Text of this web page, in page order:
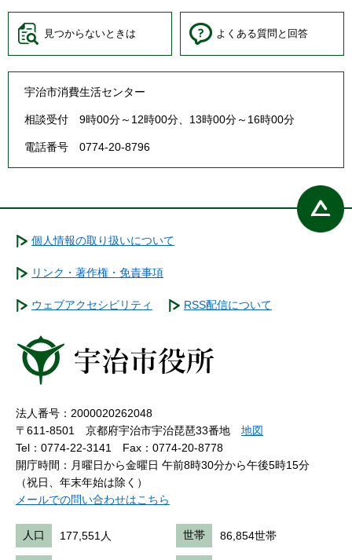
見つからないときは よくある質問と回答
宇治市消費生活センター
相談受付 9時00分～12時00分、13時00分～16時00分
電話番号 0774-20-8796
個人情報の取り扱いについて
リンク・著作権・免責事項
ウェブアクセシビリティ RSS配信について
法人番号：2000020262048
〒611-8501 京都府宇治市宇治琵琶33番地 地図
Tel：0774-22-3141
Fax：0774-20-8778
開庁時間：月曜日から金曜日 午前8時30分から午後5時15分
（祝日、年末年始は除く）
メールでの問い合わせはこちら
人口 177,551人 世帯 86,854世帯